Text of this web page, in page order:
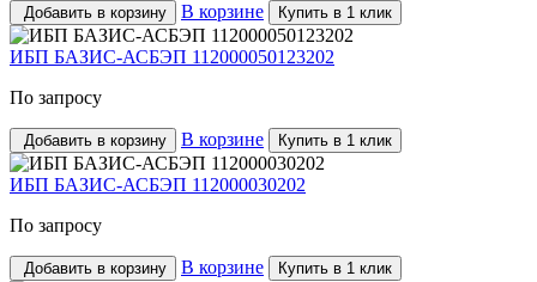
Добавить в корзину В корзине Купить в 1 клик
ИБП БАЗИС-АСБЭП 112000050123202
По запросу
Добавить в корзину В корзине Купить в 1 клик
ИБП БАЗИС-АСБЭП 112000030202
По запросу
Добавить в корзину В корзине Купить в 1 клик